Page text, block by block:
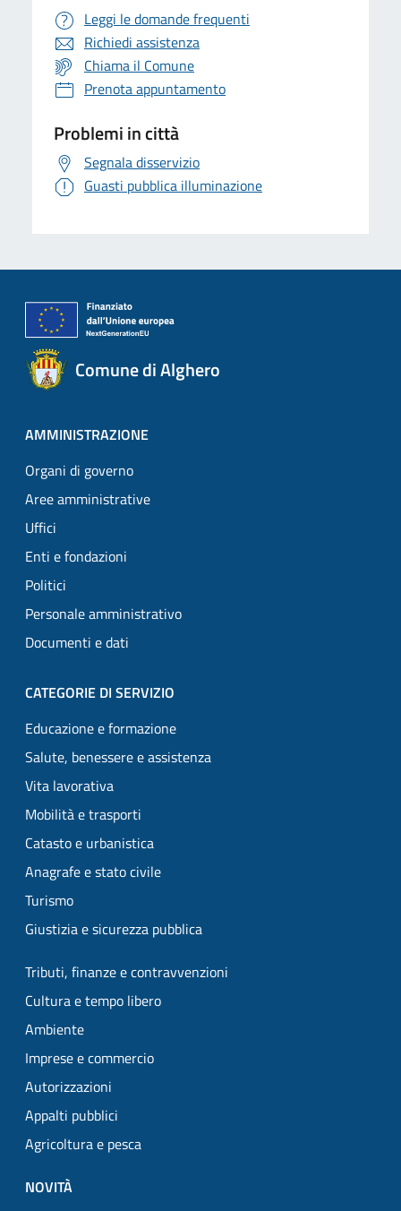
Leggi le domande frequenti
Richiedi assistenza
Chiama il Comune
Prenota appuntamento
Problemi in città
Segnala disservizio
Guasti pubblica illuminazione
Comune di Alghero
AMMINISTRAZIONE
Organi di governo
Aree amministrative
Uffici
Enti e fondazioni
Politici
Personale amministrativo
Documenti e dati
CATEGORIE DI SERVIZIO
Educazione e formazione
Salute, benessere e assistenza
Vita lavorativa
Mobilità e trasporti
Catasto e urbanistica
Anagrafe e stato civile
Turismo
Giustizia e sicurezza pubblica
Tributi, finanze e contravvenzioni
Cultura e tempo libero
Ambiente
Imprese e commercio
Autorizzazioni
Appalti pubblici
Agricoltura e pesca
NOVITÀ